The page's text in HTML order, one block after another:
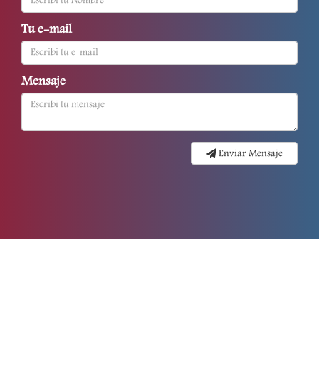
Tu e-mail
Mensaje
Enviar Mensaje